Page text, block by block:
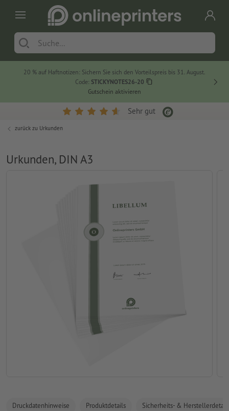
20 % auf Haftnotizen: Sichern Sie sich den Vorteilspreis bis 31. August.
Code: STICKYNOTES26-20
Gutschein aktivieren
Sehr gut
zurück zu Urkunden
Urkunden, DIN A3
Druckdatenhinweise Produktdetails Sicherheits- &